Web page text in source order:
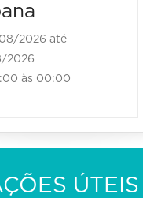
2026 até
2026
às 00:00
ÚTEIS